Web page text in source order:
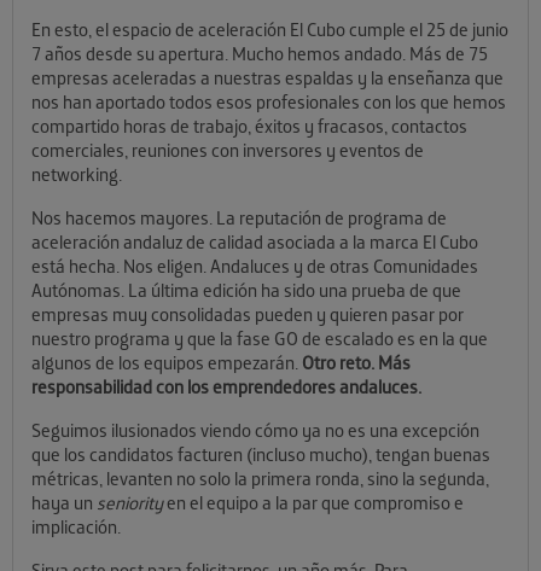
En esto, el espacio de aceleración El Cubo cumple el 25 de junio
7 años desde su apertura. Mucho hemos andado. Más de 75
empresas aceleradas a nuestras espaldas y la enseñanza que
nos han aportado todos esos profesionales con los que hemos
compartido horas de trabajo, éxitos y fracasos, contactos
comerciales, reuniones con inversores y eventos de
networking.
Nos hacemos mayores. La reputación de programa de
aceleración andaluz de calidad asociada a la marca El Cubo
está hecha. Nos eligen. Andaluces y de otras Comunidades
Autónomas. La última edición ha sido una prueba de que
empresas muy consolidadas pueden y quieren pasar por
nuestro programa y que la fase GO de escalado es en la que
algunos de los equipos empezarán. Otro reto. Más
responsabilidad con los emprendedores andaluces.
Seguimos ilusionados viendo cómo ya no es una excepción
que los candidatos facturen (incluso mucho), tengan buenas
métricas, levanten no solo la primera ronda, sino la segunda,
haya un seniorityen el equipo a la par que compromiso e
implicación.